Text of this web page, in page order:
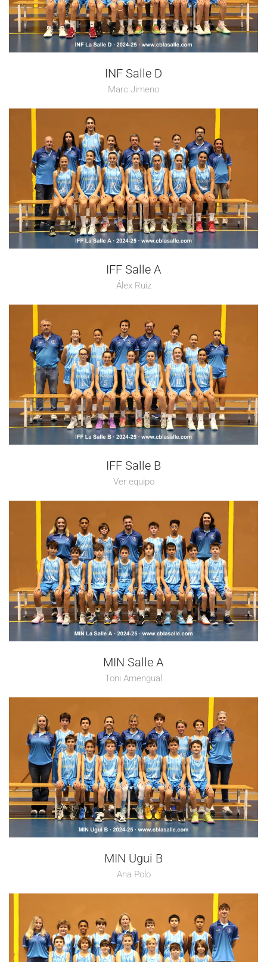
INF Salle D
Marc Jimeno
IFF Salle A
Álex Ruiz
IFF Salle B
Ver equipo
MIN Salle A
Toni Amengual
MIN Ugui B
Ana Polo